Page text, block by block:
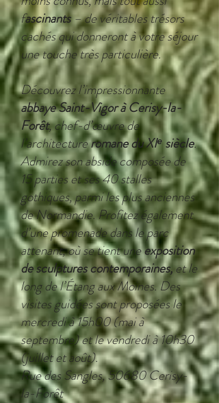
fascinants– de véritables trésors
cachés qui donneront à votre séjour
une touche très particulière.
Découvrez l’impressionnante
abbaye Saint-Vigor à Cerisy-la-
Forêt, chef-d’œuvre de
l’architectureromane du XIᵉ siècle.
Admirez son abside composée de
15 parties et ses 40 stalles
gothiques, parmi les plus anciennes
de Normandie. Profitez également
d’une promenade dans le parc
attenant, où se tient uneexposition
de sculptures contemporaines,et le
long de l’Étang aux Moines. Des
visites guidées sont proposées le
mercredi à 15h00 (mai à
septembre) et le vendredi à 10h30
(juillet et août).
Rue des Sangles, 50680 Cerisy-
la-Forêt